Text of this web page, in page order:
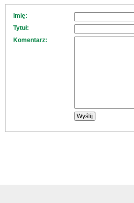
Imię:
Tytuł:
Komentarz: